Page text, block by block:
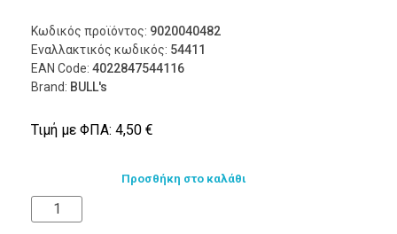
Κωδικός προϊόντος: 9020040482
Εναλλακτικός κωδικός: 54411
EAN Code: 4022847544116
Brand: BULL's
Τιμή με ΦΠΑ: 4,50 €
Προσθήκη στο καλάθι